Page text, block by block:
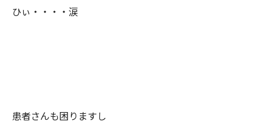
ひぃ・・・・涙
患者さんも困りますし